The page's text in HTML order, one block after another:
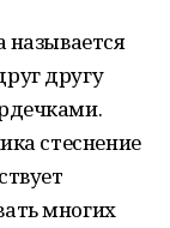
называется
другу
стеснение
многих